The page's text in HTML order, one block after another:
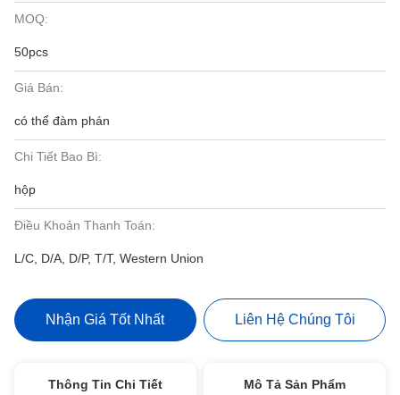
MOQ:
50pcs
Giá Bán:
có thể đàm phán
Chi Tiết Bao Bì:
hộp
Điều Khoản Thanh Toán:
L/C, D/A, D/P, T/T, Western Union
Nhận Giá Tốt Nhất Liên Hệ Chúng Tôi
Thông Tin Chi Tiết Mô Tả Sản Phẩm